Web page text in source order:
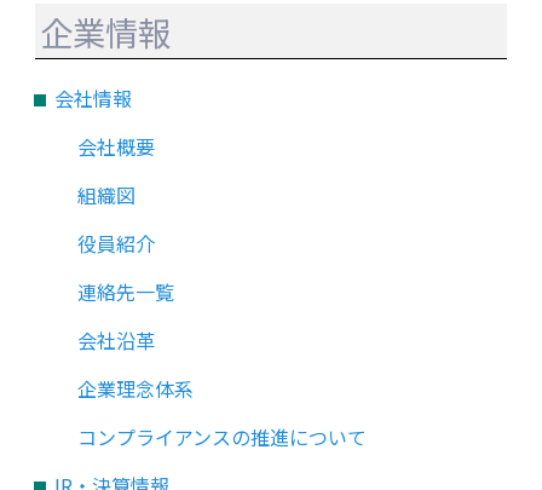
企業情報
会社情報
会社概要
組織図
役員紹介
連絡先一覧
会社沿革
企業理念体系
コンプライアンスの推進について